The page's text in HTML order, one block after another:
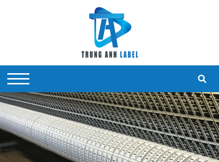
Nhãn Cắt Lazer
Thẻ Bài Treo
Nhãn In Decal